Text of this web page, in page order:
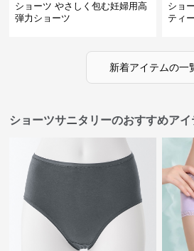
ショーツ やさしく包む妊婦用高
弾力ショーツ
ショ
ティ
新着アイテムの一
ショーツサニタリーのおすすめアイ